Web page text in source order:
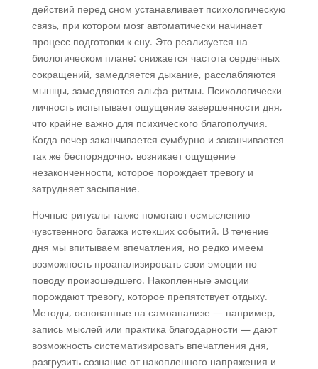
действий перед сном устанавливает психологическую
связь, при котором мозг автоматически начинает
процесс подготовки к сну. Это реализуется на
биологическом плане: снижается частота сердечных
сокращений, замедляется дыхание, расслабляются
мышцы, замедляются альфа-ритмы. Психологически
личность испытывает ощущение завершенности дня,
что крайне важно для психического благополучия.
Когда вечер заканчивается сумбурно и заканчивается
так же беспорядочно, возникает ощущение
незаконченности, которое порождает тревогу и
затрудняет засыпание.
Ночные ритуалы также помогают осмыслению
чувственного багажа истекших событий. В течение
дня мы впитываем впечатления, но редко имеем
возможность проанализировать свои эмоции по
поводу произошедшего. Накопленные эмоции
порождают тревогу, которое препятствует отдыху.
Методы, основанные на самоанализе — например,
запись мыслей или практика благодарности — дают
возможность систематизировать впечатления дня,
разгрузить сознание от накопленного напряжения и